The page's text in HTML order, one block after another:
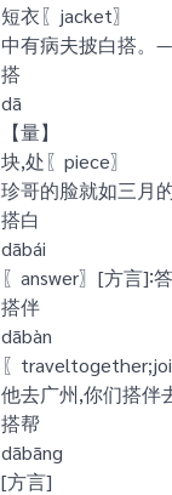
短衣〖jacket〗
中有病夫披白搭。
搭
dā
【量】
块,处〖piece〗
珍哥的脸就如三月
搭白
dābái
〖answer〗[方言]∶
搭伴
dābàn
〖
他去广州,你们搭伴
搭帮
dābāng
[方言]